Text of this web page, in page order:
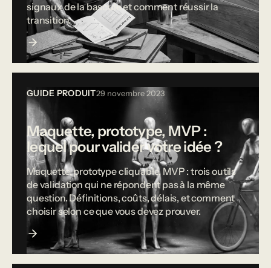
signaux de la bascule et comment réussir la
transition.
GUIDE PRODUIT29 novembre 2023
Maquette, prototype, MVP :
lequel pour valider votre idée ?
Maquette, prototype cliquable, MVP : trois outils
de validation qui ne répondent pas à la même
question. Définitions, coûts, délais, et comment
choisir selon ce que vous devez prouver.